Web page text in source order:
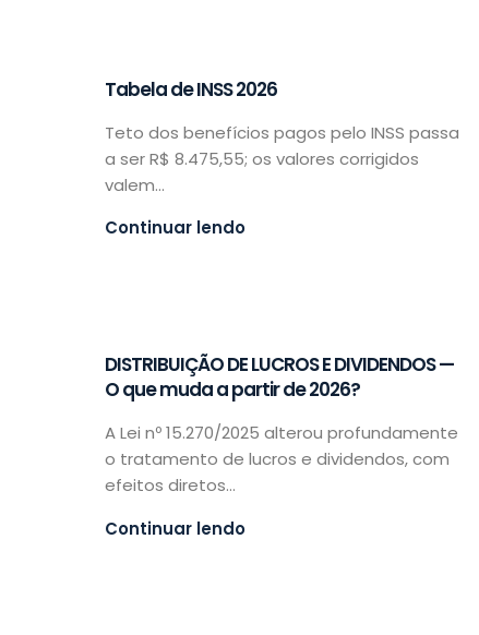
Tabela de INSS 2026
Teto dos benefícios pagos pelo INSS passa
a ser R$ 8.475,55; os valores corrigidos
valem...
Continuar lendo
DISTRIBUIÇÃO DE LUCROS E DIVIDENDOS —
O que muda a partir de 2026?
A Lei nº 15.270/2025 alterou profundamente
o tratamento de lucros e dividendos, com
efeitos diretos...
Continuar lendo